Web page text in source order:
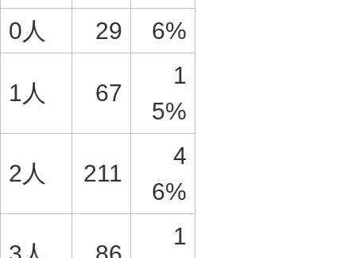
0人 29 6%
1人 67
1
5%
2人 211
4
6%
1